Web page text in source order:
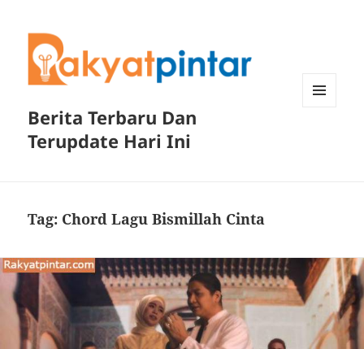
Berita Terbaru Dan
Terupdate Hari Ini
Tag: Chord Lagu Bismillah Cinta